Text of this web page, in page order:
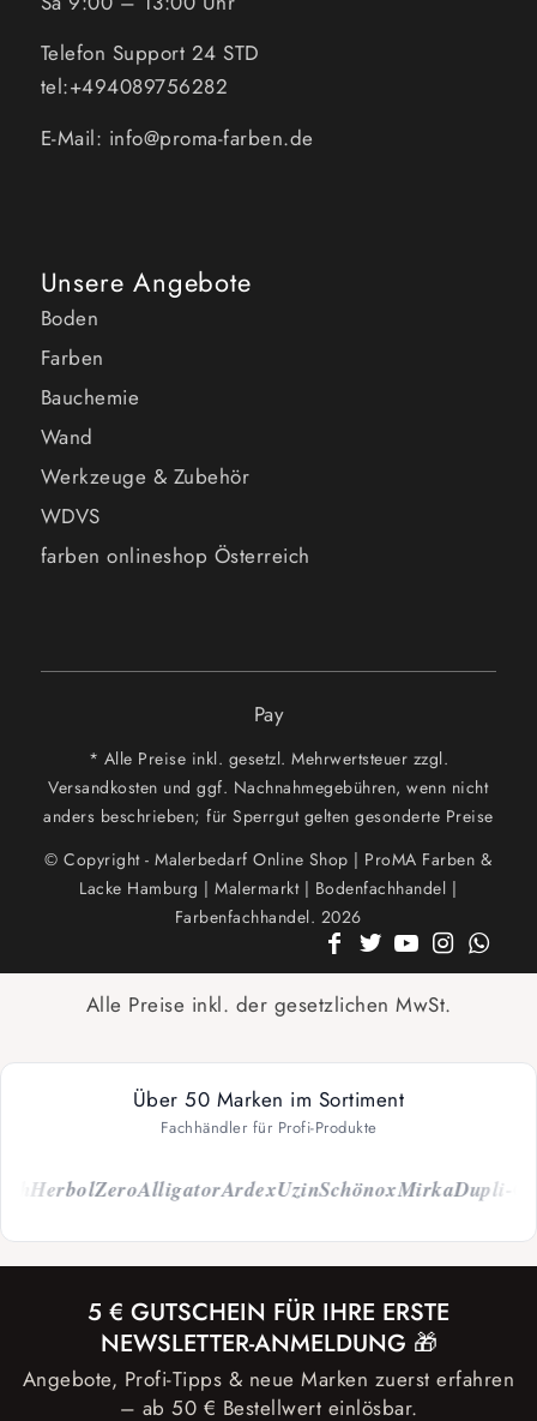
Telefon Support 24 STD
tel:+494089756282
E-Mail: info@proma-farben.de
Unsere Angebote
Boden
Farben
Bauchemie
Wand
Werkzeuge & Zubehör
WDVS
farben onlineshop Österreich
Pay
* Alle Preise inkl. gesetzl. Mehrwertsteuer zzgl.
Versandkosten und ggf. Nachnahmegebühren, wenn nicht
anders beschrieben; für Sperrgut gelten gesonderte Preise
© Copyright - Malerbedarf Online Shop | ProMA Farben &
Lacke Hamburg | Malermarkt | Bodenfachhandel |
Farbenfachhandel. 2026
Alle Preise inkl. der gesetzlichen MwSt.
Über 50 Marken im Sortiment
Fachhändler für Profi-Produkte
HerbolZeroAlligatorArdexUzinSchönoxMirkaDupli-
5 € GUTSCHEIN FÜR IHRE ERSTE
NEWSLETTER-ANMELDUNG 🎁
Angebote, Profi-Tipps & neue Marken zuerst erfahren
– ab 50 € Bestellwert einlösbar.